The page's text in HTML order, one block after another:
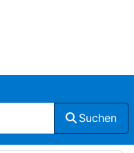
Suchen